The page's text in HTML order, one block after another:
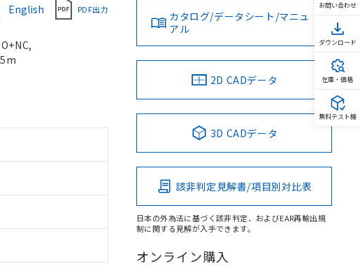
English PDF出力
カタログ/データシート/マニュ
アル
2D CADデータ
3D CADデータ
該非判定見解書/項目別対比表
日本の外為法に基づく該非判定、およびEAR再輸出規
制に関する見解が入手できます。
オンライン購入
お問い合わせ
ダウンロード
在庫・価格
無料テスト機